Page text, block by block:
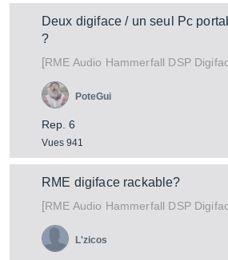
Deux digiface / un seul Pc
?
[RME Audio Hammerfall DSP
Rep. 6
Vues 941
PoteGui
RME digiface rackable?
[RME Audio Hammerfall DSP
L'zicos